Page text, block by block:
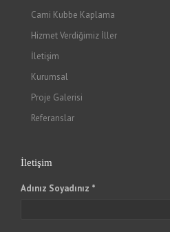
Cami Kubbe Kaplama
Hizmet Verdiğimiz İller
İletişim
Kurumsal
Proje Galerisi
Referanslar
İletişim
Adınız Soyadınız *